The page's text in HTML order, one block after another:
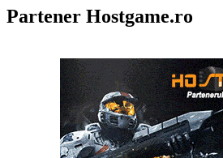
Partener Hostgame.ro